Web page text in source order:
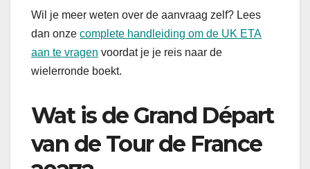
Wil je meer weten over de aanvraag zelf? Lees
dan onze complete handleiding om de UK ETA
aan te vragen voordat je je reis naar de
wielerronde boekt.
Wat is de Grand Départ
van de Tour de France